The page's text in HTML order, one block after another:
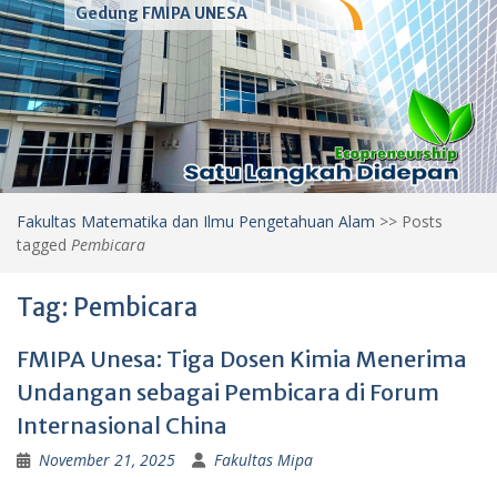
Gedung FMIPA UNESA
Fakultas Matematika dan Ilmu Pengetahuan Alam >> Posts
tagged Pembicara
Tag: Pembicara
FMIPA Unesa: Tiga Dosen Kimia Menerima
Undangan sebagai Pembicara di Forum
Internasional China
November 21, 2025 Fakultas Mipa